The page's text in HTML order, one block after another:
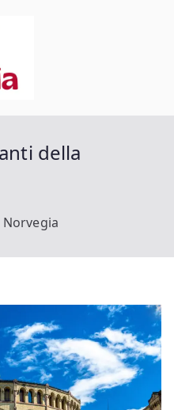
Norveg
della